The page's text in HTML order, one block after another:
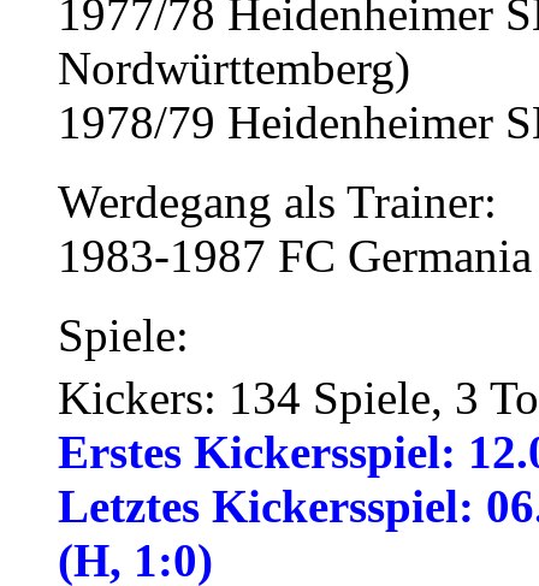
1977/78 Heidenheimer
Nordwürttemberg)
1978/79 Heidenheimer
Werdegang als Trainer:
1983-1987 FC
Spiele:
Kickers: 134 Spiele, 3
Erstes Kickersspiel:
Letztes Kickersspiel:
(H, 1:0)